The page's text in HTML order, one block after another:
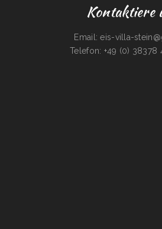
Kontaktiere
Email: eis-villa-
Telefon: +49 (0) 38378